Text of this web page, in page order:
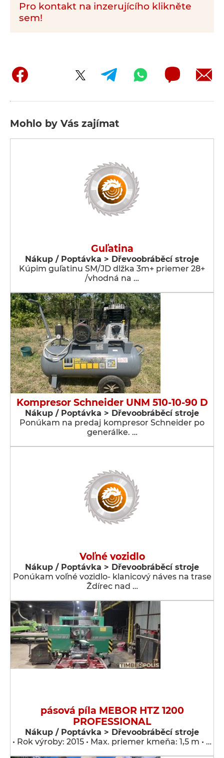
Pro kontakt na inzerujícího klikněte
sem!
Mohlo by Vás zajímat
Guľatina
Nákup / Poptávka > Dřevoobráběcí stroje
Kúpim guľatinu SM/JD dlžka 3m+ priemer 28+
/vhodná na …
Kompresor Schneider UNM 510-10-90 D
Nákup / Poptávka > Dřevoobráběcí stroje
Ponúkam na predaj kompresor Schneider po
generálke. …
Voľné vozidlo
Nákup / Poptávka > Dřevoobráběcí stroje
Ponúkam voľné vozidlo- klanicový náves na trase
Ždírec nad …
pásová píla MEBOR HTZ 1200
PROFESSIONAL
Nákup / Poptávka > Dřevoobráběcí stroje
• Rok výroby: 2015 • Max. priemer kmeňa: 1,5 m • …